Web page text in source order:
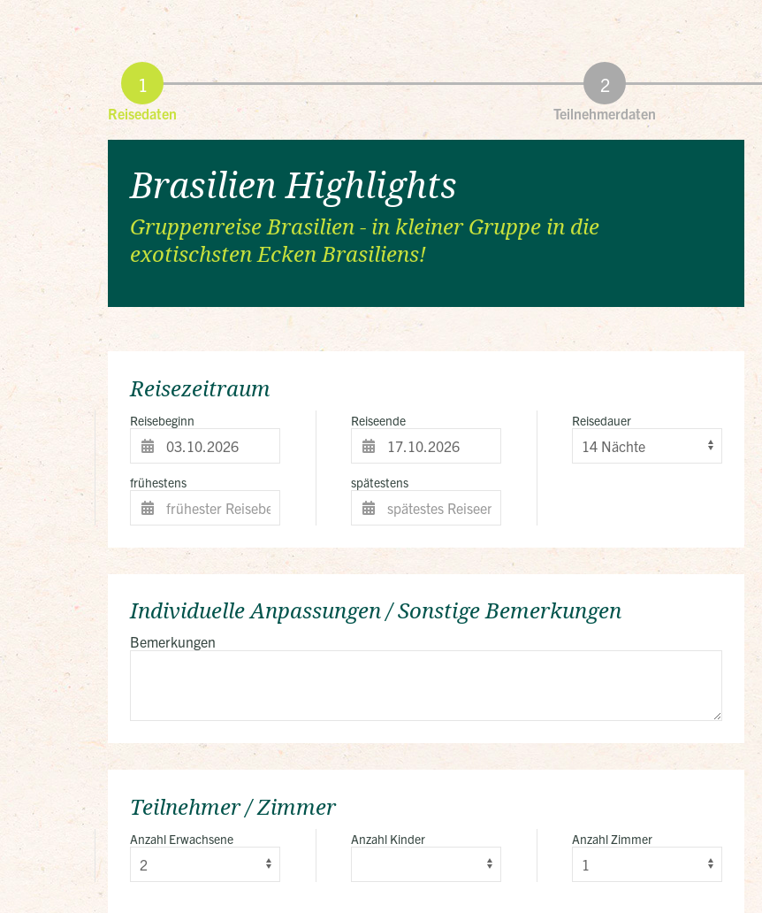
Reisedaten Teilnehmerdaten
Brasilien Highlights
Gruppenreise Brasilien - in kleiner Gruppe in die
exotischsten Ecken Brasiliens!
Reisezeitraum
Reisebeginn
frühestens
Reiseende
spätestens
Reisedauer
Individuelle Anpassungen / Sonstige Bemerkungen
Bemerkungen
Teilnehmer / Zimmer
Anzahl Erwachsene Anzahl Kinder Anzahl Zimmer